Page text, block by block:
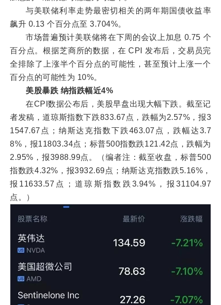
与美联储利率走势最密切相关的两年期国债收益率
飙升 0.13 个百分点至 3.704%。
市场普遍预计美联储将在下周的会议上加息 0.75 个
百分点。根据芝商所的数据，在 CPI 发布后，交易员完
全排除了上涨半个百分点的可能性，甚至预计上涨一个
百分点的可能性为 10%。
美股暴跌 纳指跌幅近4%
在CPI数据公布后，美股早盘出现大幅下跌。截至记
者发稿，道琼斯指数下跌833.67点，跌幅为2.57%，报3
1547.67点；纳斯达克指数下跌463.07点，跌幅达3.7
8%，报11803.34点；标普500指数跌121.42点，跌幅为
2.95%，报3988.99点。（编者注：截至收盘，标普500
指数跌4.32%，报3932.69点；纳斯达克指数跌5.16%，
报11633.57点；道琼斯指数跌3.94%，报31104.97
点。）